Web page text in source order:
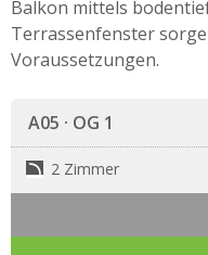
Balkon mittels
Terrassenfenster
Voraussetzungen.
A05 · OG 1
2 Zimmer